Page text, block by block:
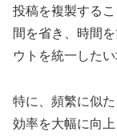
投稿を複製する
間を省き、時間
ウトを統一した
特に、頻繁に似
効率を大幅に向上